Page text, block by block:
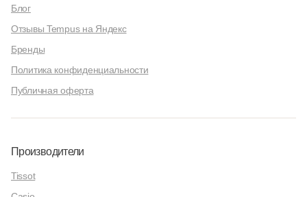
Блог
Отзывы Tempus на Яндекс
Бренды
Политика конфиденциальности
Публичная оферта
Производители
Tissot